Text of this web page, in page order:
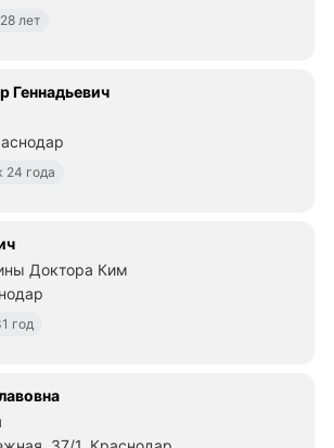
лет
Геннадьевич
24 года
Доктора Ким
год